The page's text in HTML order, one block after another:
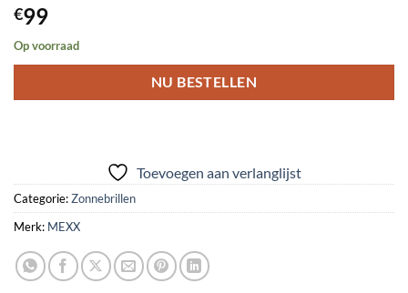
€99
Op voorraad
NU BESTELLEN
Toevoegen aan verlanglijst
Categorie:Zonnebrillen
Merk: MEXX